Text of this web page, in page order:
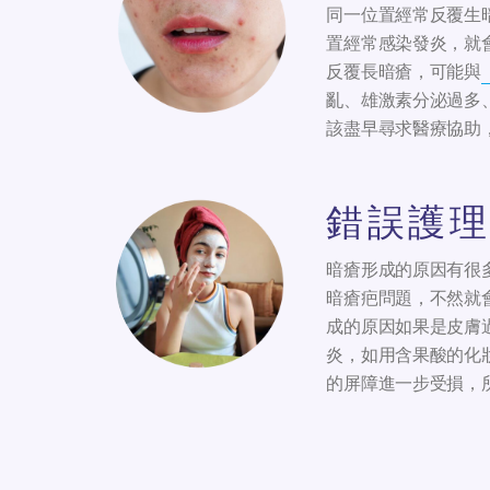
同一位置經常反覆生
置經常感染發炎，就
反覆長暗瘡，可能與
亂、雄激素分泌過多
該盡早尋求醫療協助
錯誤護理
暗瘡形成的原因有很
暗瘡疤問題，不然就
成的原因如果是皮膚
炎，如用含果酸的化
的屏障進一步受損，